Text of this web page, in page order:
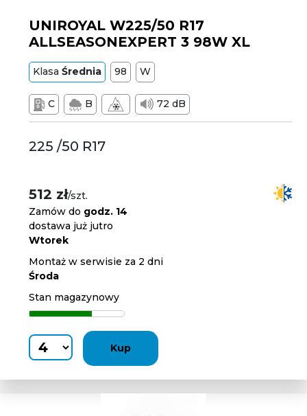
UNIROYAL W225/50 R17
ALLSEASONEXPERT 3 98W XL
KlasaŚrednia 98 W
C B 72 dB
225 /50 R17
512 zł/szt.
Zamów do godz. 14
dostawa już jutro
Wtorek
Montaż w serwisie za 2 dni
Środa
Stan magazynowy
Kup